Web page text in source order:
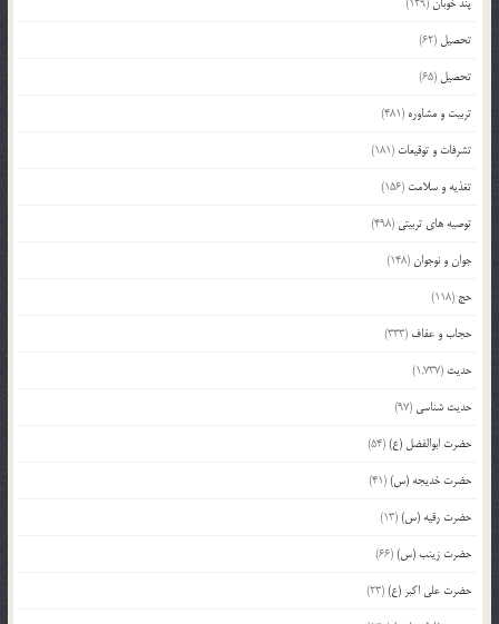
تحصیل (62)
تحصیل (65)
تربیت و مشاوره (481)
تشرفات و توقیعات (181)
تغذیه و سلامت (156)
توصیه های تربیتی (498)
جوان و نوجوان(148)
حج (118)
حجاب و عفاف (333)
حدیث (1,737)
حدیث شناسی (97)
حضرت ابوالفضل (ع)(54)
حضرت خدیجه (س)(41)
حضرت رقیه (س)(13)
حضرت زینب (س)(66)
حضرت علی اکبر (ع)(23)